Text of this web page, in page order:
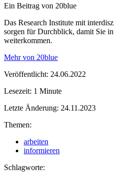
Ein Beitrag von 20blue
Das Research Institute mit
sorgen für Durchblick, damit Sie
weiterkommen.
Mehr von 20blue
Veröffentlicht: 24.06.2022
Lesezeit: 1 Minute
Letzte Änderung: 24.11.2023
Themen:
arbeiten
informieren
Schlagworte: